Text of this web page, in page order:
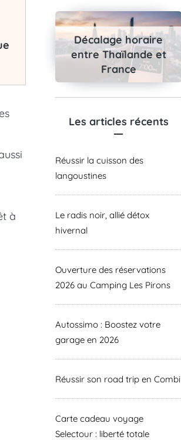
à
Décalage horaire
entre Thaïlande et
France
Les articles récents
Réussir la cuisson des
langoustines
Le radis noir, allié détox
hivernal
Ouverture des réservations
2026 au Camping Les Pirons
Autossimo : Boostez votre
garage en 2026
Réussir son road trip en Combi
Carte cadeau voyage
Selectour : liberté totale